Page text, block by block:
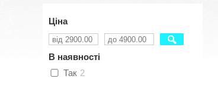
Ціна
В наявності
Так 2